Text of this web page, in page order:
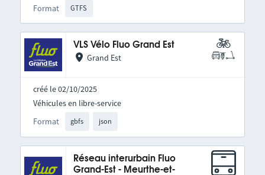
Format GTFS
VLS Vélo Fluo Grand Est
Grand Est
créé le 02/10/2025
Format gbfs json
Véhicules en libre-service
Réseau interurbain Fluo
Grand-Est - Meurthe-et-